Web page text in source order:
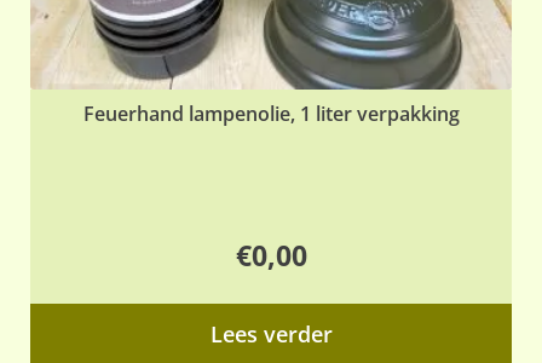
Feuerhand lampenolie, 1 liter verpakking
€0,00
Lees verder